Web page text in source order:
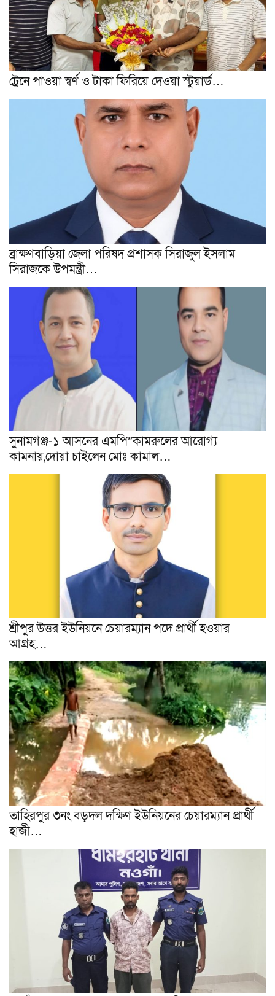
ট্রেনে পাওয়া স্বর্ণ ও টাকা ফিরিয়ে দেওয়া স্টুয়ার্ড…
ব্রাক্ষণবাড়িয়া জেলা পরিষদ প্রশাসক সিরাজুল ইসলাম
সিরাজকে উপমন্ত্রী…
সুনামগঞ্জ-১ আসনের এমপি”কামরুলের আরোগ্য
কামনায়,দোয়া চাইলেন মোঃ কামাল…
শ্রীপুর উত্তর ইউনিয়নে চেয়ারম্যান পদে প্রার্থী হওয়ার
আগ্ৰহ…
তাহিরপুর ৩নং বড়দল দক্ষিণ ইউনিয়নের চেয়ারম্যান প্রার্থী
হাজী…